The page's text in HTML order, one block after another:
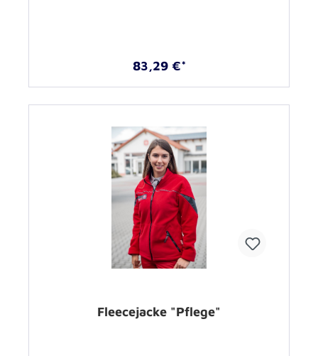
83,29 €*
Fleecejacke "Pflege"